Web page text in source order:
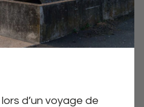
d’un voyage de